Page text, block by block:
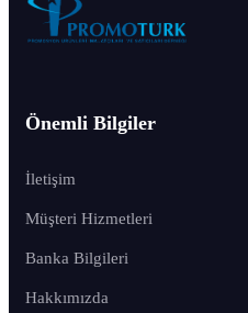
Önemli Bilgiler
İletişim
Müşteri Hizmetleri
Banka Bilgileri
Hakkımızda